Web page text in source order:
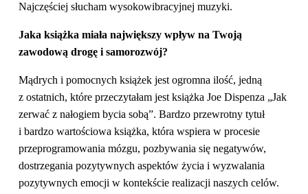
Najczęściej słucham wysokowibracyjnej muzyki.
Jaka książka miała największy wpływ na Twoją
zawodową drogę i samorozwój?
Mądrych i pomocnych książek jest ogromna ilość, jedną
z ostatnich, które przeczytałam jest książka Joe Dispenza „Jak
zerwać z nałogiem bycia sobą”. Bardzo przewrotny tytuł
i bardzo wartościowa książka, która wspiera w procesie
przeprogramowania mózgu, pozbywania się negatywów,
dostrzegania pozytywnych aspektów życia i wyzwalania
pozytywnych emocji w kontekście realizacji naszych celów.